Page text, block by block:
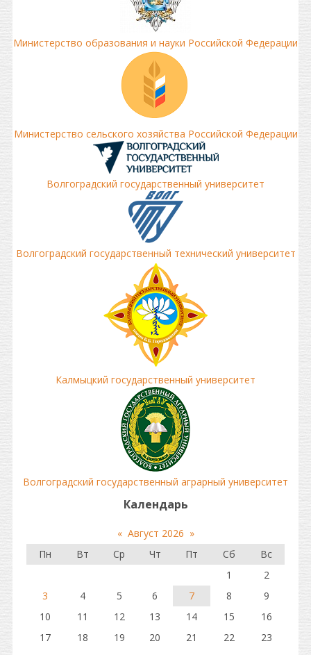
Министерство образования и науки Российской Федерации
Министерство сельского хозяйства Российской Федерации
Волгоградский государственный университет
Волгоградский государственный технический университет
Калмыцкий государственный университет
Волгоградский государственный аграрный университет
Календарь
« Август 2026 »
Пн
Вт Ср Чт Пт Сб
Вс
1
2
3
4 5 6 7 8
9
10
11 12 13 14 15
16
17
18 19 20 21 22
23